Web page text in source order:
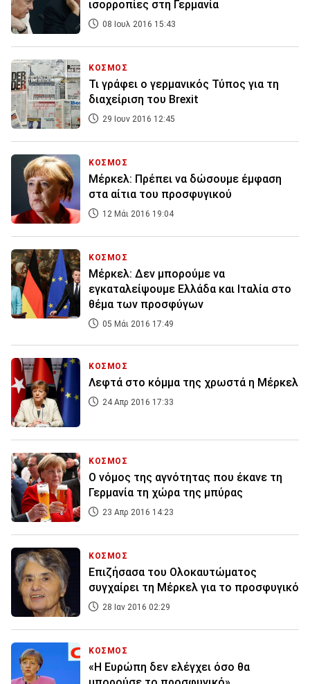
ισορροπίες στη Γερμανία
08 Ιουλ 2016 15:43
ΚΟΣΜΟΣ
Τι γράφει ο γερμανικός Τύπος για τη
διαχείριση του Brexit
29 Ιουν 2016 12:45
ΚΟΣΜΟΣ
Μέρκελ: Πρέπει να δώσουμε έμφαση
στα αίτια του προσφυγικού
12 Μάι 2016 19:04
ΚΟΣΜΟΣ
Μέρκελ: Δεν μπορούμε να
εγκαταλείψουμε Ελλάδα και Ιταλία στο
θέμα των προσφύγων
05 Μάι 2016 17:49
ΚΟΣΜΟΣ
Λεφτά στο κόμμα της χρωστά η Μέρκελ
24 Απρ 2016 17:33
ΚΟΣΜΟΣ
Ο νόμος της αγνότητας που έκανε τη
Γερμανία τη χώρα της μπύρας
23 Απρ 2016 14:23
ΚΟΣΜΟΣ
Επιζήσασα του Ολοκαυτώματος
συγχαίρει τη Μέρκελ για το προσφυγικό
28 Ιαν 2016 02:29
ΚΟΣΜΟΣ
«Η Ευρώπη δεν ελέγχει όσο θα